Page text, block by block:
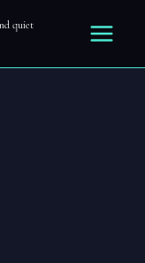
quiet